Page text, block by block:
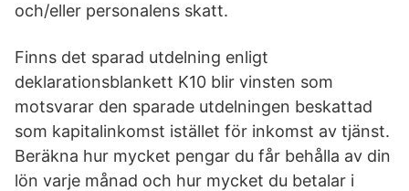
och/eller personalens skatt.
Finns det sparad utdelning enligt
deklarationsblankett K10 blir vinsten som
motsvarar den sparade utdelningen beskattad
som kapitalinkomst istället för inkomst av tjänst.
Beräkna hur mycket pengar du får behålla av din
lön varje månad och hur mycket du betalar i